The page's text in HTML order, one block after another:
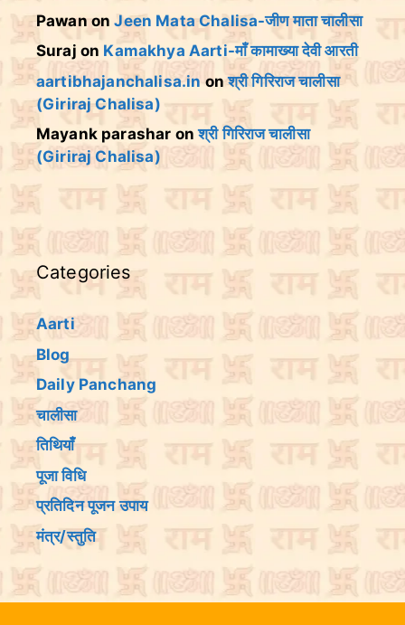
PawanonJeen Mata Chalisa-जीण माता चालीसा
Suraj on Kamakhya Aarti-माँ कामाख्या देवी आरती
aartibhajanchalisa.in onश्री गिरिराज चालीसा
(Giriraj Chalisa)
Mayank parashar onश्री गिरिराज चालीसा
(Giriraj Chalisa)
Categories
Aarti
Blog
Daily Panchang
चालीसा
तिथियांँ
पूजा विधि
प्रतिदिन पूजन उपाय
मंत्र/स्तुति